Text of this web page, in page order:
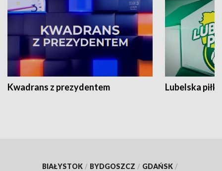
Kwadrans z prezydentem Lubelska piłka
BIAŁYSTOK / BYDGOSZCZ / GDAŃSK /